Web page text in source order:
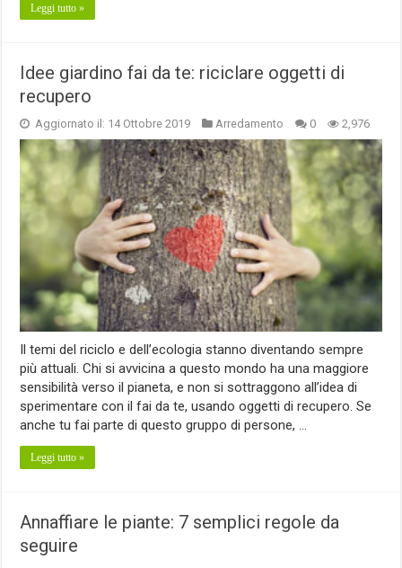
Leggi tutto »
Idee giardino fai da te: riciclare oggetti di
recupero
Aggiornato il: 14 Ottobre 2019 Arredamento 0 2,976
Il temi del riciclo e dell’ecologia stanno diventando sempre
più attuali. Chi si avvicina a questo mondo ha una maggiore
sensibilità verso il pianeta, e non si sottraggono all’idea di
sperimentare con il fai da te, usando oggetti di recupero. Se
anche tu fai parte di questo gruppo di persone, …
Leggi tutto »
Annaffiare le piante: 7 semplici regole da
seguire